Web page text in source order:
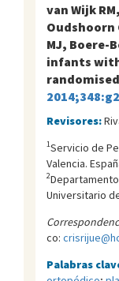
van Wijk
Oudshoorn
MJ, Boere-
infants
Revisores:
1Servicio de
Valencia.
2
Universitario
co:
Palabras